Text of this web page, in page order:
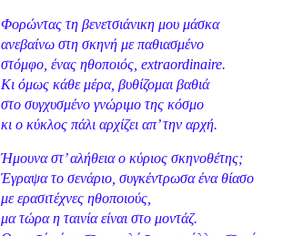
Φορώντας τη βενετσιάνικη μου μάσκα
ανεβαίνω στη σκηνή με παθιασμένο
στόμφο, ένας ηθοποιός, extraordinaire.
Κι όμως κάθε μέρα, βυθίζομαι βαθιά
στο συγχυσμένο γνώριμο της κόσμο
κι ο κύκλος πάλι αρχίζει απ’ την αρχή.
Ήμουνα στ’ αλήθεια ο κύριος σκηνοθέτης;
Έγραψα το σενάριο, συγκέντρωσα ένα θίασο
με ερασιτέχνες ηθοποιούς,
μα τώρα η ταινία είναι στο μοντάζ.